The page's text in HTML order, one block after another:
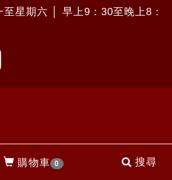
購物車 0 搜尋
星期六 │ 早上9：30至晚上8：